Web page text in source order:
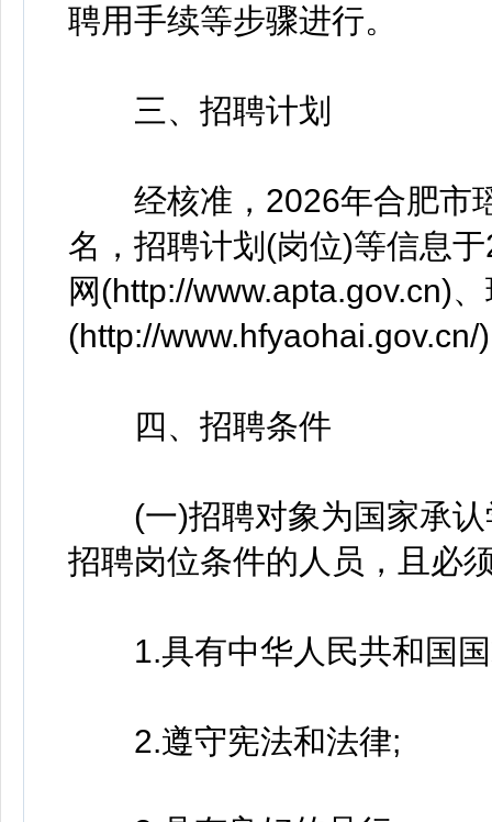
聘用手续等步骤进行。
三、招聘计划
经核准，2026年合肥市
名，招聘计划(岗位)等信息
网(http://www.apta.gov.cn)
(http://www.hfyaohai.gov.cn/
四、招聘条件
(一)招聘对象为国家承认
招聘岗位条件的人员，且必
1.具有中华人民共和国
2.遵守宪法和法律;